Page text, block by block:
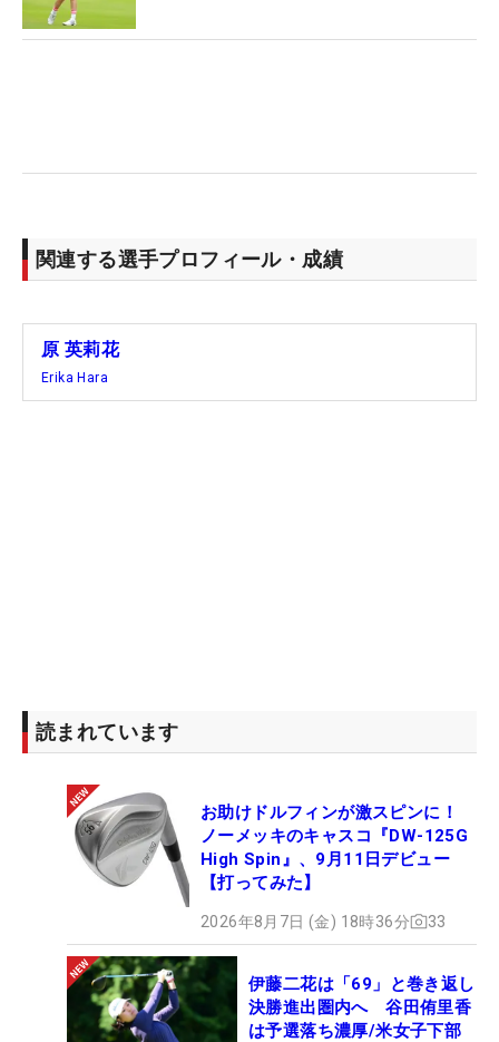
関連する選手プロフィール・成績
原 英莉花
Erika Hara
読まれています
お助けドルフィンが激スピンに！
ノーメッキのキャスコ『DW-125G
High Spin』、9月11日デビュー
【打ってみた】
2026年8月7日 (金) 18時36分 33
伊藤二花は「69」と巻き返し
決勝進出圏内へ 谷田侑里香
は予選落ち濃厚/米女子下部